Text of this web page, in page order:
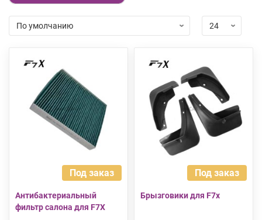
Под заказ
Антибактериальный
фильтр салона для F7X
Под заказ
Брызговики для F7x